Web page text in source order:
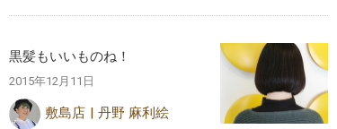
黒髪もいいものね！
2015年12月11日
敷島店 丹野 麻利絵